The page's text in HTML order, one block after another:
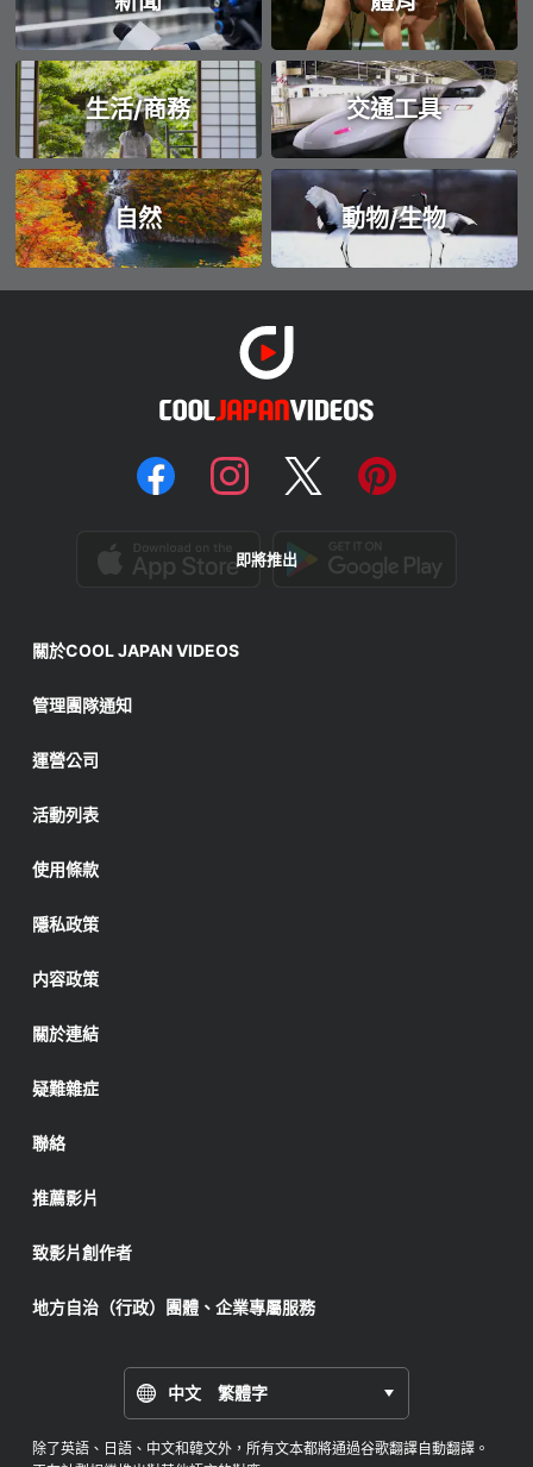
生活/商務 交通工具
自然 動物/生物
即將推出
關於COOL JAPAN VIDEOS
管理團隊通知
運營公司
活動列表
使用條款
隱私政策
内容政策
關於連結
疑難雜症
聯絡
推薦影片
致影片創作者
地方自治（行政）團體、企業專屬服務
中文 繁體字
除了英語、日語、中文和韓文外，所有文本都將通過谷歌翻譯自動翻譯。